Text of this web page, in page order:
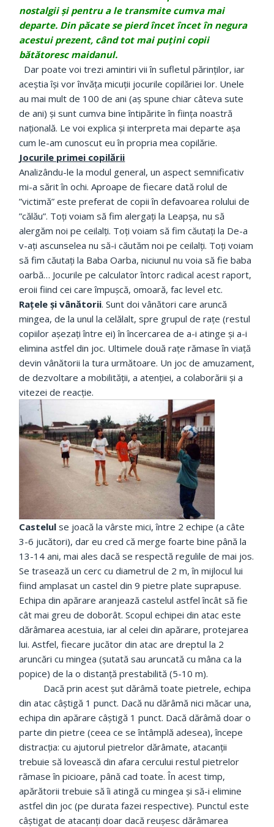
nostalgii și pentru a le transmite cumva mai
departe. Din păcate se pierd încet încet în negura
acestui prezent, când tot mai puțini copii
bătătoresc maidanul.
Dar poate voi trezi amintiri vii în sufletul părinților, iar
aceștia își vor învăța micuții jocurile copilăriei lor. Unele
au mai mult de 100 de ani (aș spune chiar câteva sute
de ani) și sunt cumva bine întipărite în ființa noastră
națională. Le voi explica și interpreta mai departe așa
cum le-am cunoscut eu în propria mea copilărie.
Jocurile primei copilării
Analizându-le la modul general, un aspect semnificativ
mi-a sărit în ochi. Aproape de fiecare dată rolul de
”victimă” este preferat de copii în defavoarea rolului de
”călău”. Toți voiam să fim alergați la Leapșa, nu să
alergăm noi pe ceilalți. Toți voiam să fim căutați la De-a
v-ați ascunselea nu să-i căutăm noi pe ceilalți. Toți voiam
să fim căutați la Baba Oarba, niciunul nu voia să fie baba
oarbă… Jocurile pe calculator întorc radical acest raport,
eroii fiind cei care împușcă, omoară, fac level etc.
Rațele și vânătorii. Sunt doi vânători care aruncă
mingea, de la unul la celălalt, spre grupul de rațe (restul
copiilor așezați între ei) în încercarea de a-i atinge și a-i
elimina astfel din joc. Ultimele două rațe rămase în viață
devin vânătorii la tura următoare. Un joc de amuzament,
de dezvoltare a mobilității, a atenției, a colaborării și a
vitezei de reacție.
Castelul se joacă la vârste mici, între 2 echipe (a câte
3-6 jucători), dar eu cred că merge foarte bine până la
13-14 ani, mai ales dacă se respectă regulile de mai jos.
Se trasează un cerc cu diametrul de 2 m, în mijlocul lui
fiind amplasat un castel din 9 pietre plate suprapuse.
Echipa din apărare aranjează castelul astfel încât să fie
cât mai greu de doborât. Scopul echipei din atac este
dărâmarea acestuia, iar al celei din apărare, protejarea
lui. Astfel, fiecare jucător din atac are dreptul la 2
aruncări cu mingea (șutată sau aruncată cu mâna ca la
popice) de la o distanță prestabilită (5-10 m).
Dacă prin acest șut dărâmă toate pietrele, echipa
din atac câștigă 1 punct. Dacă nu dărâmă nici măcar una,
echipa din apărare câștigă 1 punct. Dacă dărâmă doar o
parte din pietre (ceea ce se întâmplă adesea), începe
distracția: cu ajutorul pietrelor dărâmate, atacanții
trebuie să lovească din afara cercului restul pietrelor
rămase în picioare, până cad toate. În acest timp,
apărătorii trebuie să îi atingă cu mingea și să-i elimine
astfel din joc (pe durata fazei respective). Punctul este
câștigat de atacanți doar dacă reușesc dărâmarea